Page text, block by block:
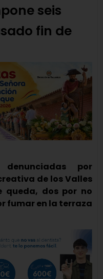
seis
fin de
por
de los Valles
queda, dos por no
fumar en la terraza